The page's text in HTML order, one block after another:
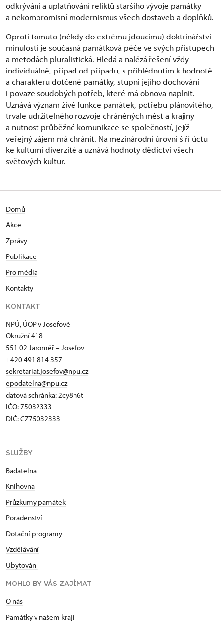
odkrývání a uplatňování reliktů staršího vývoje památky
a nekompromisní modernismus všech dostaveb a doplňků.
Oproti tomuto (někdy do extrému jdoucímu) doktrinářství
minulosti je současná památková péče ve svých přístupech
a metodách pluralistická. Hledá a nalézá řešení vždy
individuálně, případ od případu, s přihlédnutím k hodnotě
a charakteru dotčené památky, stupni jejího dochování
i povaze soudobých potřeb, které má obnova naplnit.
Uznává význam živé funkce památek, potřebu plánovitého,
trvale udržitelného rozvoje chráněných měst a krajiny
a nutnost průběžné komunikace se společností, jejíž
veřejný zájem má chránit. Na mezinárodní úrovni šíří úctu
ke kulturní diverzitě a uznává hodnoty dědictví všech
světových kultur.
Domů
Akce
Zprávy
Publikace
Pro média
Kontakty
KONTAKT
NPÚ, ÚOP v Josefově
Okružní 418
551 02 Jaroměř – Josefov
+420 491 814 357
sekretariat.josefov@npu.cz
epodatelna@npu.cz
datová schránka: 2cy8h6t​
IČO: 75032333
DIČ: CZ75032333
SLUŽBY
Badatelna
Knihovna
Průzkumy památek
Poradenství
Dotační programy
Vzdělávání
Ubytování
MOHLO BY VÁS ZAJÍMAT
O nás
Památky v našem kraji